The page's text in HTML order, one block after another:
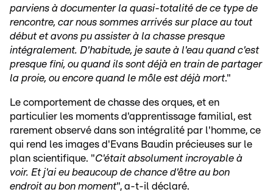
parviens à documenter la quasi-totalité de ce type de
rencontre, car nous sommes arrivés sur place au tout
début et avons pu assister à la chasse presque
intégralement. D'habitude, je saute à l'eau quand c'est
presque fini, ou quand ils sont déjà en train de partager
la proie, ou encore quand le môle est déjà mort."
Le comportement de chasse des orques, et en
particulier les moments d'apprentissage familial, est
rarement observé dans son intégralité par l'homme, ce
qui rend les images d'Evans Baudin précieuses sur le
plan scientifique. "C'était absolument incroyable à
voir. Et j'ai eu beaucoup de chance d'être au bon
endroit au bon moment", a-t-il déclaré.